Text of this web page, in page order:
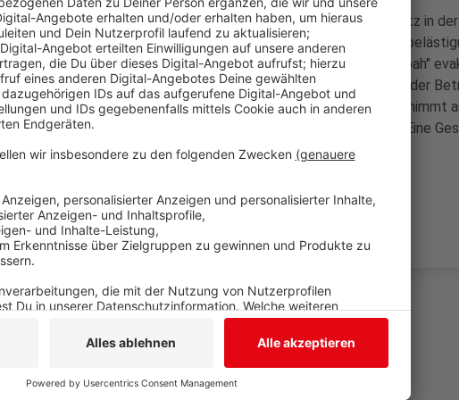
Merkwürdige Gerüche haben heute früh für einen Feuerwehreinsatz in
gesorgt. Anwohner hatten seit gestern Abend mehrfach
Vorsorglich wurde heute zunächst auch die dortige Kita "Arche Noah"
Feuerwehr bestätigte, dass es sich nicht um Gas handelt, konnte der
weitergehen. Der Entsorgungsbetrieb der Stadt Siegen, kurz ESi, nimmt
aus der Kanalisation kommen. Sie soll daher nun gespült werden. Eine
besteht laut ESi und Feuerwehr durch die Gerüche nicht.